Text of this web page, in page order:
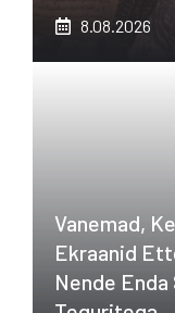
8.08.2026
Vanemad,
Ekraanid
Nende